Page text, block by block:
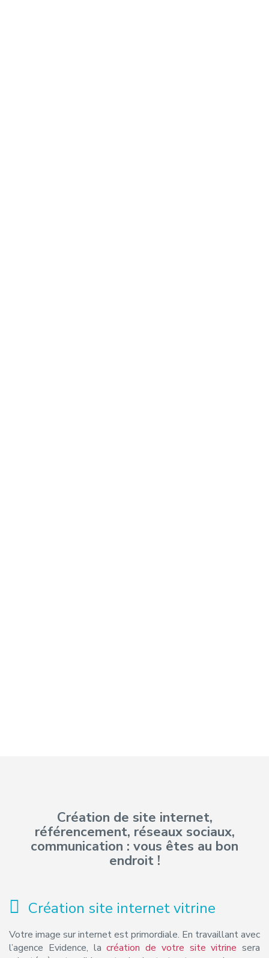
Création de site internet,
référencement, réseaux sociaux,
communication : vous êtes au bon
endroit !
Création site internet vitrine
Votre image sur internet est primordiale. En travaillant avec
l’agence Evidence, lacréation de votre site vitrine sera